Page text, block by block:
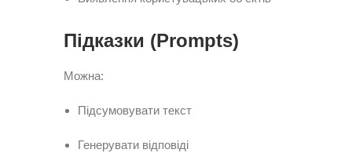
Підказки (Prompts)
Можна:
Підсумовувати текст
Генерувати відповіді